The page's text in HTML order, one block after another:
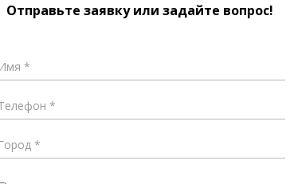
Отправьте заявку или задайте вопрос!